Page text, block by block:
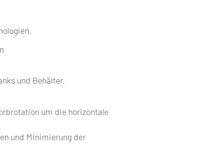
und Behälter.
um die horizontale
und Minimierung der